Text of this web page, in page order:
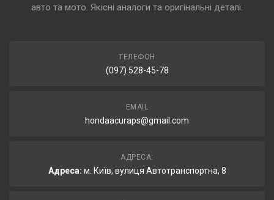
авто та мото. Якісні аналоги та оригінальні деталі.
ТЕЛЕФОН
(097) 528-45-78
EMAIL
hondaacuraps@gmail.com
АДРЕСА:
Адреса: м. Київ, вулиця Автотранспортна, 8